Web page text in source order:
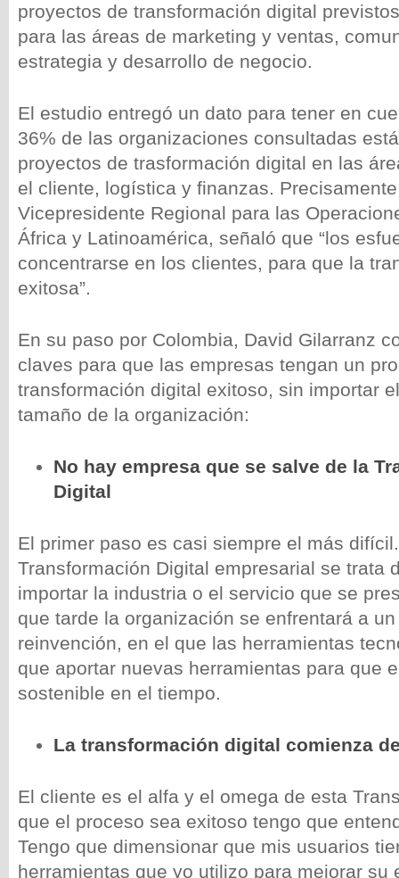
proyectos de transformación digital
para las áreas de marketing y ventas,
estrategia y desarrollo de negocio.
El estudio entregó un dato para tener en
36% de las organizaciones consultadas
proyectos de trasformación digital en las
el cliente, logística y finanzas.
Vicepresidente Regional para las
África y Latinoamérica, señaló que “los
concentrarse en los clientes, para que la
exitosa”.
En su paso por Colombia, David Gilarranz
claves para que las empresas tengan un
transformación digital exitoso, sin importar
tamaño de la organización:
No hay empresa que se salve de la
Digital
El primer paso es casi siempre el más
Transformación Digital empresarial se trata
importar la industria o el servicio que se
que tarde la organización se enfrentará a
reinvención, en el que las herramientas
que aportar nuevas herramientas para que
sostenible en el tiempo.
La transformación digital comienza
El cliente es el alfa y el omega de esta
que el proceso sea exitoso tengo que
Tengo que dimensionar que mis usuarios
herramientas que yo utilizo para mejorar su